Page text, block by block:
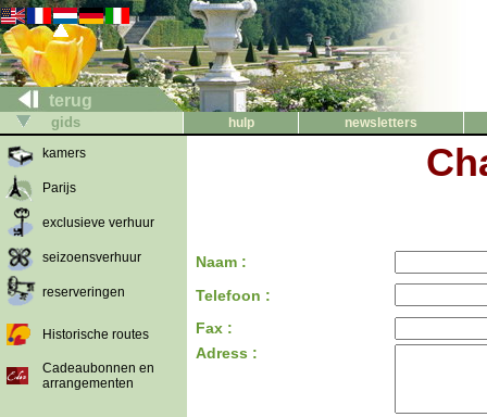
terug
gids hulp
newsletters
kamers
Parijs
exclusieve verhuur
seizoensverhuur
reserveringen
Historische routes
Cadeaubonnen en
arrangementen
Naam :
Telefoon :
Fax :
Adress :